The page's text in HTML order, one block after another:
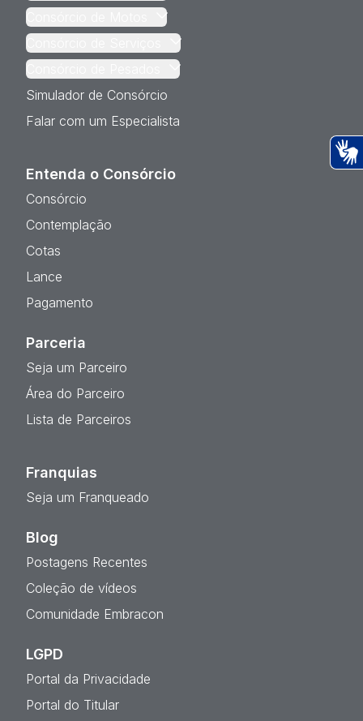
Consórcio de Motos
Consórcio de Serviços
Consórcio de Pesados
Simulador de Consórcio
Falar com um Especialista
Entenda o Consórcio
Consórcio
Contemplação
Cotas
Lance
Pagamento
Parceria
Seja um Parceiro
Área do Parceiro
Lista de Parceiros
Franquias
Seja um Franqueado
Blog
Postagens Recentes
Coleção de vídeos
Comunidade Embracon
LGPD
Portal da Privacidade
Portal do Titular